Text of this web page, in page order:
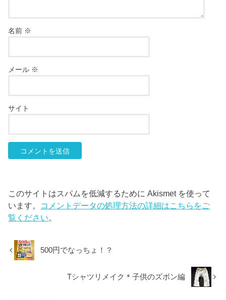
名前 ※
メール ※
サイト
このサイトはスパムを低減するために Akismet を使って
います。 コメントデータの処理方法の詳細はこちらをご
覧ください。
500円でなっちょ！？
Tシャツリメイク＊子供のズボン編